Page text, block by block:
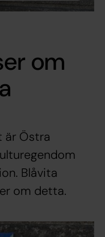
om
är Östra
Blåvita
om detta.